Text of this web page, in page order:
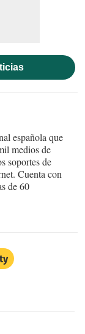
española que
medios de
soportes de
Cuenta con
de 60